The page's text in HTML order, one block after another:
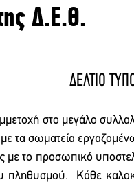
Δ.Ε.Θ.
ΔΕΛΤΙΟ
στο μεγάλο
τα σωματεία
με το προσωπικό
Κάθε